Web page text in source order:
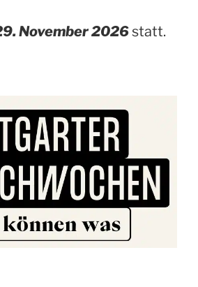
November 2026statt.